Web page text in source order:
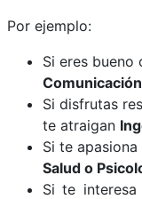
Por ejemplo:
Si eres bueno
Si disfrutas
te atraigan
Si te
Salud o
Si te